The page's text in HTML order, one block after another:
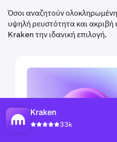
Kraken
33k
Όσοι αναζητούν
υψηλή ρευστότητα και ακριβή
Kraken την ιδανική επιλογή.